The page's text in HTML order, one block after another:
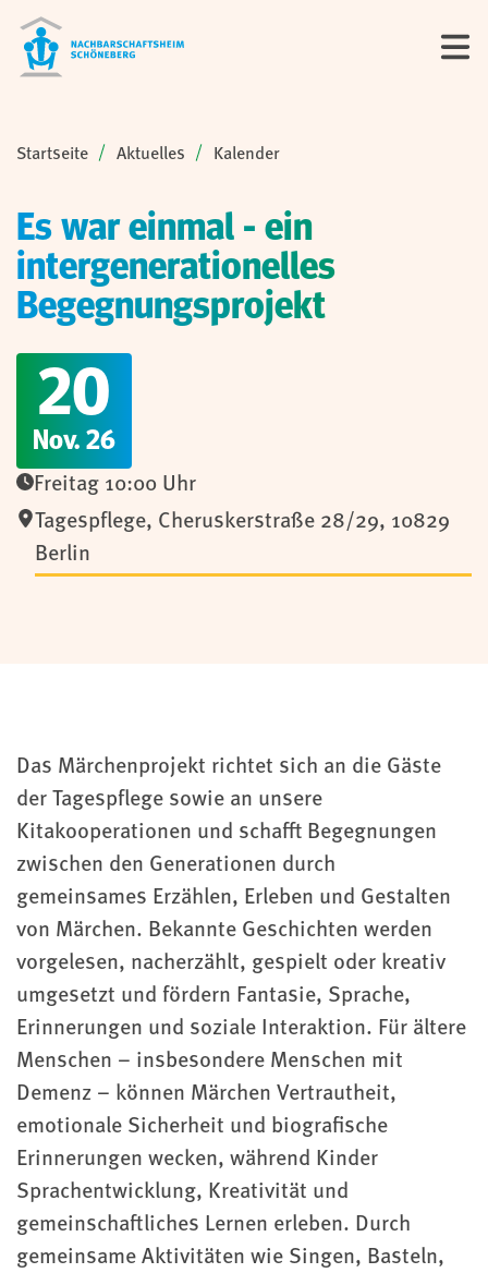
Sie sind hier:
Startseite Aktuelles Kalender
Es war einmal - ein
intergenerationelles
Begegnungsprojekt
20
Nov. 26
Freitag 10:00 Uhr
Tagespflege, Cheruskerstraße 28/29, 10829
Berlin
Das Märchenprojekt richtet sich an die Gäste
der Tagespflege sowie an unsere
Kitakooperationen und schafft Begegnungen
zwischen den Generationen durch
gemeinsames Erzählen, Erleben und Gestalten
von Märchen. Bekannte Geschichten werden
vorgelesen, nacherzählt, gespielt oder kreativ
umgesetzt und fördern Fantasie, Sprache,
Erinnerungen und soziale Interaktion. Für ältere
Menschen – insbesondere Menschen mit
Demenz – können Märchen Vertrautheit,
emotionale Sicherheit und biografische
Erinnerungen wecken, während Kinder
Sprachentwicklung, Kreativität und
gemeinschaftliches Lernen erleben. Durch
gemeinsame Aktivitäten wie Singen, Basteln,